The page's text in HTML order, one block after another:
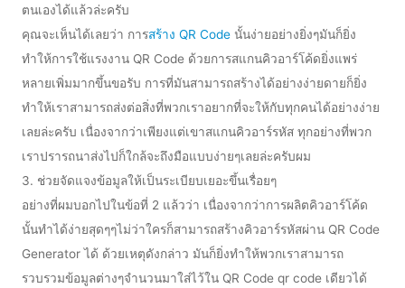
ตนเองได้แล้วล่ะครับ
คุณจะเห็นได้เลยว่า การสร้าง QR Codeนั้นง่ายอย่างยิ่งๆมันก็ยิ่ง
ทำให้การใช้แรงงาน QR Code ด้วยการสแกนคิวอาร์โค้ดยิ่งแพร่
หลายเพิ่มมากขึ้นขอรับ การที่มันสามารถสร้างได้อย่างง่ายดายก็ยิ่ง
ทำให้เราสามารถส่งต่อสิ่งที่พวกเราอยากที่จะให้กับทุกคนได้อย่างง่าย
เลยล่ะครับ เนื่องจากว่าเพียงแต่เขาสแกนคิวอาร์รหัส ทุกอย่างที่พวก
เราปรารถนาส่งไปก็ใกล้จะถึงมือแบบง่ายๆเลยล่ะครับผม
3. ช่วยจัดแจงข้อมูลให้เป็นระเบียบเยอะขึ้นเรื่อยๆ
อย่างที่ผมบอกไปในข้อที่ 2 แล้วว่า เนื่องจากว่าการผลิตคิวอาร์โค้ด
นั้นทำได้ง่ายสุดๆๆไม่ว่าใครก็สามารถสร้างคิวอาร์รหัสผ่าน QR Code
Generator ได้ ด้วยเหตุดังกล่าว มันก็ยิ่งทำให้พวกเราสามารถ
รวบรวมข้อมูลต่างๆจำนวนมาใส่ไว้ใน QR Code qr code เดียวได้